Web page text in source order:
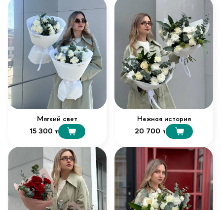
Мягкий свет
15 300 т
Нежная история
20 700 т